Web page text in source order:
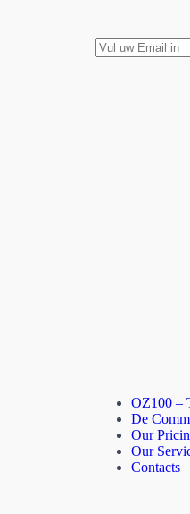
OZ100 –
De
Our
Our
Contacts